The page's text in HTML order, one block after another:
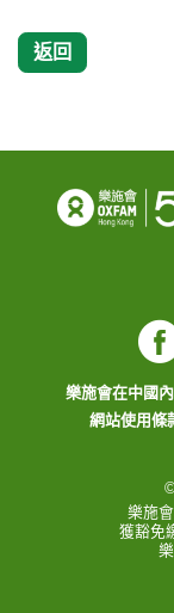
返回
樂施會在中國
網站使用條
樂施
獲豁免